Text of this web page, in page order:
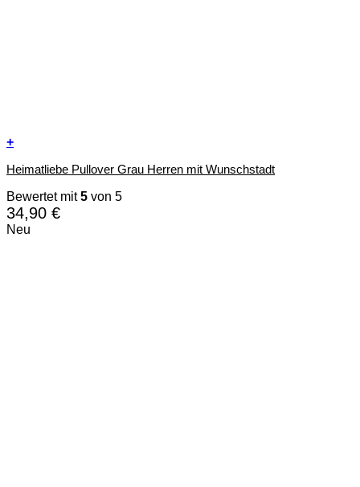
+
Produkt
mehrere
Varianten
auf.
Heimatliebe Pullover Grau Herren mit Wunschstadt
Bewertet mit5 von 5
34,90 €
Neu